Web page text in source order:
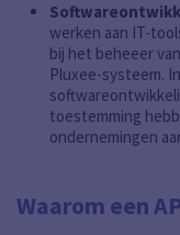
werken aan IT-
bij het beheeer
Pluxee-systeem.
toestemming
ondernemingen
Waarom een